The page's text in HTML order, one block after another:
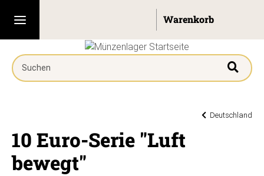
Deutschland
10 Euro-Serie "Luft
bewegt"